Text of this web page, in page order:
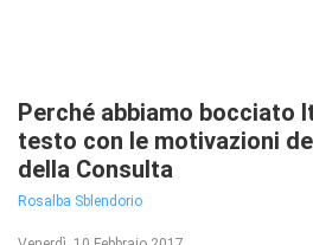
Perché abbiamo bocciato
testo con le motivazioni
della Consulta
Rosalba Sblendorio